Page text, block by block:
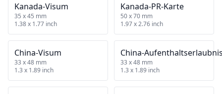
Kanada‑Visum
35 x 45 mm
1.38 x 1.77 inch
Kanada‑PR‑Karte
50 x 70 mm
1.97 x 2.76 inch
China‑Visum
33 x 48 mm
1.3 x 1.89 inch
33 x 48 mm
1.3 x 1.89 inch